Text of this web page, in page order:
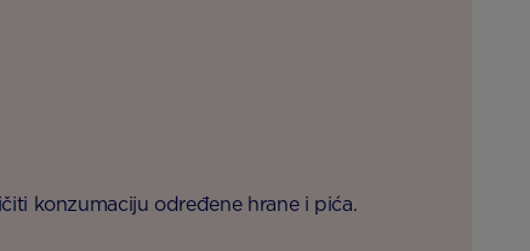
konzumaciju određene hrane i pića.